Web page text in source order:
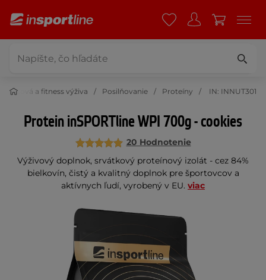
Športová a fitness výživa Posilňovanie Proteíny IN: INNUT301
Protein inSPORTline WPI 700g - cookies
20 Hodnotenie
Výživový doplnok, srvátkový proteínový izolát - cez 84%
bielkovín, čistý a kvalitný doplnok pre športovcov a
aktívnych ľudí, vyrobený v EU. viac